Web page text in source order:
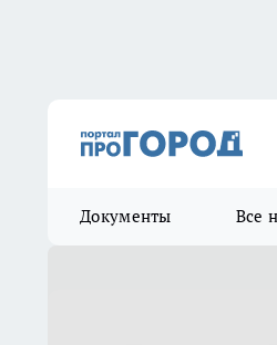
Документы Все